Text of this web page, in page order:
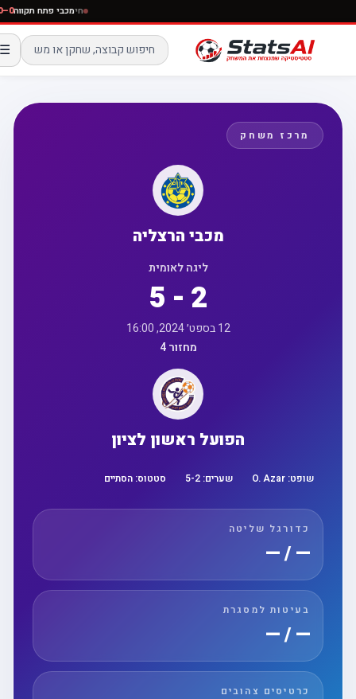
חימכבי פתח
☰
מרכז משחק
מכבי הרצליה
ליגה לאומית
5 - 2
12 בספט׳ 2024, 16:00
מחזור 4
הפועל ראשון לציון
שופט:O. Azar שערים: 5 -2 סטטוס:הסתיים
כדורגל שליטה
— / —
בעיטות למסגרת
— / —
כרטיסים צהובים